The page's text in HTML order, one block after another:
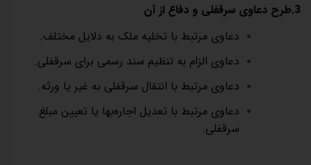
3.طرح دعاوی سرقفلی و دفاع از آن
دعاوی مرتبط با تخلیه ملک به دلایل مختلف.
دعاوی الزام به تنظیم سند رسمی برای سرقفلی.
دعاوی مرتبط با انتقال سرقفلی به غیر یا ورثه.
دعاوی مرتبط با تعدیل اجاره‌بها یا تعیین مبلغ
سرقفلی.